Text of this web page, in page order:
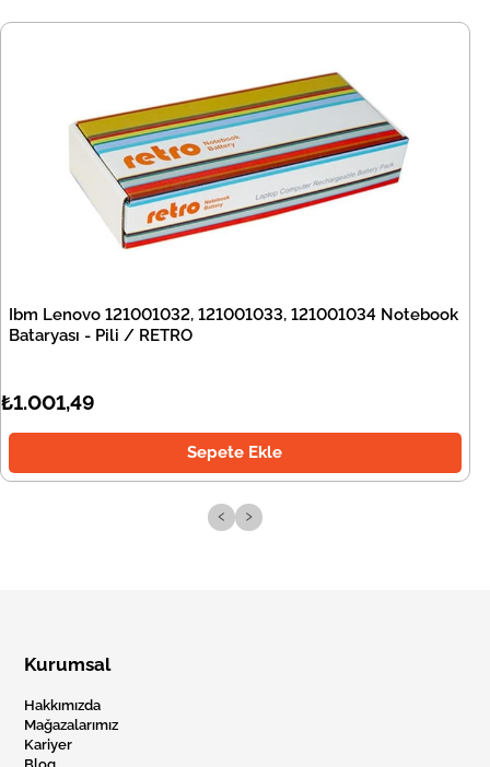
Ibm Lenovo 121001032, 121001033, 121001034 Notebook
Bataryası - Pili / RETRO
₺1.001,49
Sepete Ekle
‹ ›
Kurumsal
Hakkımızda
Mağazalarımız
Kariyer